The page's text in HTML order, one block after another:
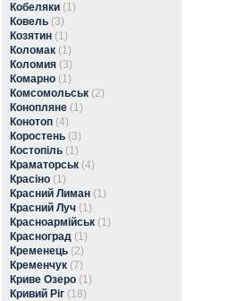
Кобеляки (1)
Ковель (3)
Козятин (1)
Коломак (1)
Коломия (3)
Комарно (1)
Комсомольськ (2)
Конопляне (1)
Конотоп (4)
Коростень (3)
Костопіль (1)
Краматорськ (4)
Красіно (1)
Красний Лиман (1)
Красний Луч (1)
Красноармійськ (1)
Красноград (1)
Кременець (2)
Кременчук (7)
Криве Озеро (1)
Кривий Ріг (18)